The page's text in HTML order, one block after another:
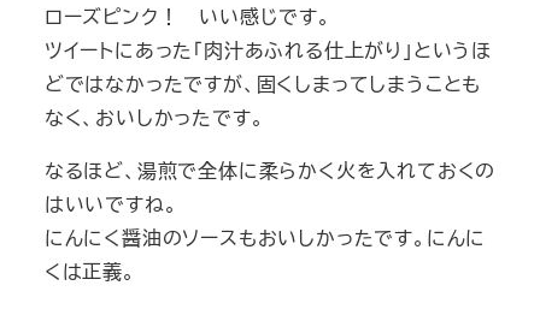
ローズピンク！ いい感じです。
ツイートにあった「肉汁あふれる仕上がり」というほ
どではなかったですが、固くしまってしまうことも
なく、おいしかったです。
なるほど、湯煎で全体に柔らかく火を入れておくの
はいいですね。
にんにく醤油のソースもおいしかったです。にんに
くは正義。